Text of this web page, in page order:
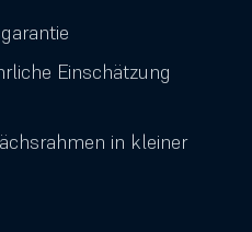
Einschätzung
in kleiner